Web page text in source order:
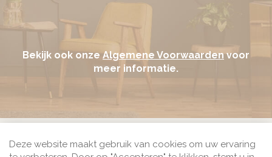
Bekijk ook onzeAlgemene Voorwaardenvoor
meer informatie.
Bij Seine.nl kun je betalen met het veilige betaalmiddel
Deze website maakt gebruik van cookies om uw ervaring